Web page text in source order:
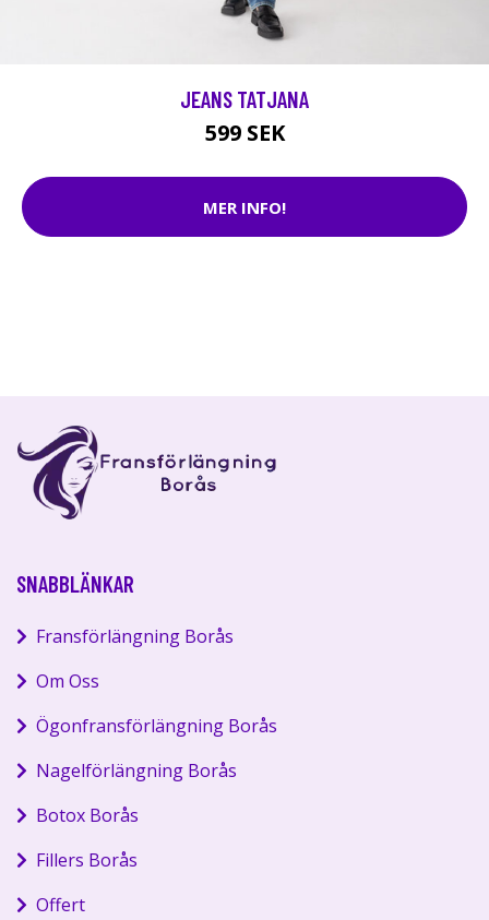
JEANS TATJANA
599 SEK
MER INFO!
SNABBLÄNKAR
Fransförlängning Borås
Om Oss
Ögonfransförlängning Borås
Nagelförlängning Borås
Botox Borås
Fillers Borås
Offert